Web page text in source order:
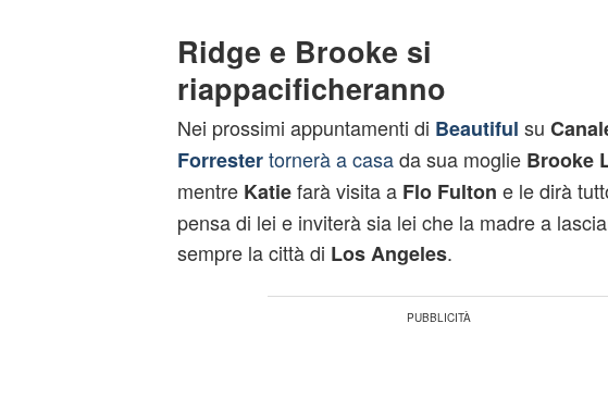
Ridge e Brooke si
riappacificheranno
Nei prossimi appuntamenti di Beautiful su
Forrestertornerà a casada sua moglie Brooke
mentre Katiefarà visita a Flo Fulton e le dirà
pensa di lei e inviterà sia lei che la madre a
sempre la città di Los Angeles.